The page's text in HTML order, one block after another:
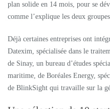
plan solide en 14 mois, pour se
comme l’explique les deux
Déjà certaines entreprises ont
Datexim, spécialisée dans le
de Sinay, un bureau d’études
maritime, de Boréales Energy,
de BlinkSight qui travaille sur la